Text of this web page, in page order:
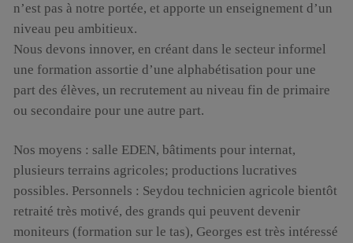
n’est pas à notre portée, et apporte un enseignement d’un
niveau peu ambitieux.
Nous devons innover, en créant dans le secteur informel
une formation assortie d’une alphabétisation pour une
part des élèves, un recrutement au niveau fin de primaire
ou secondaire pour une autre part.
Nos moyens : salle EDEN, bâtiments pour internat,
plusieurs terrains agricoles; productions lucratives
possibles. Personnels : Seydou technicien agricole bientôt
retraité très motivé, des grands qui peuvent devenir
moniteurs (formation sur le tas), Georges est très intéressé